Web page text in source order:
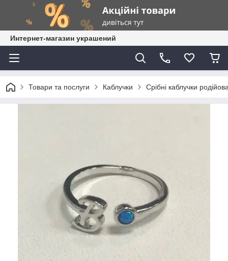
Интернет-магазин украшений
Товари та послуги Каблучки Срібні каблучки